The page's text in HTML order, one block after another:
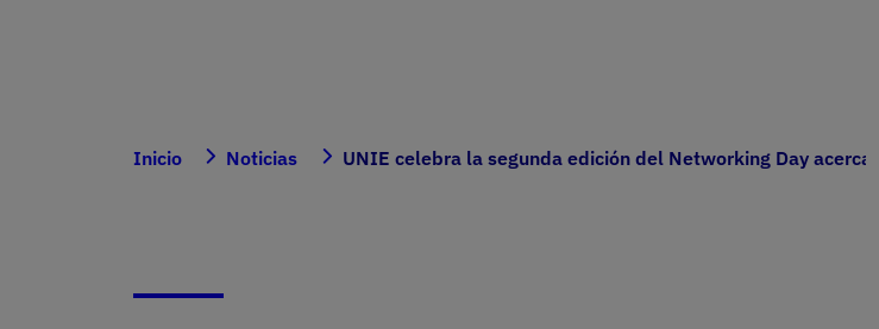
Inicio Noticias UNIE celebra la segunda edición del Networking Day